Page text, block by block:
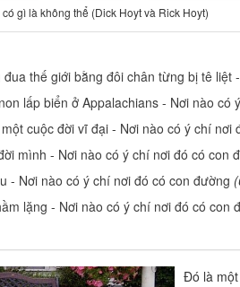
gì là không thể (Dick Hoyt và Rick Hoyt)
thế giới bằng đôi chân từng bị tê liệt
lấp biển ở Appalachians - Nơi nào có
cuộc đời vĩ đại - Nơi nào có ý chí nơi
mình - Nơi nào có ý chí nơi đó có con
- Nơi nào có ý chí nơi đó có con đường
lặng - Nơi nào có ý chí nơi đó có con
Đó là